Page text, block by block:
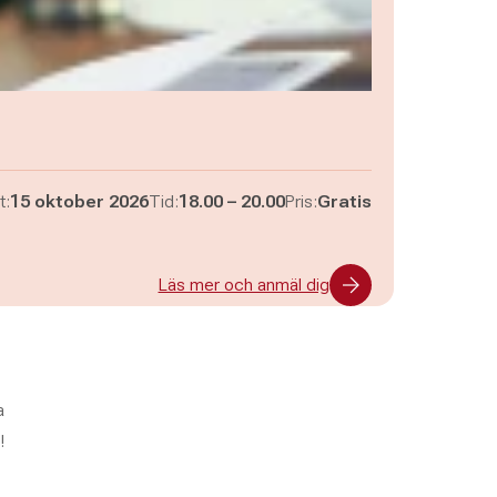
15 oktober 2026Tid:Pågår mellan
18.00 – och
20.00Pris:Gratis
Läs mer och anmäl dig